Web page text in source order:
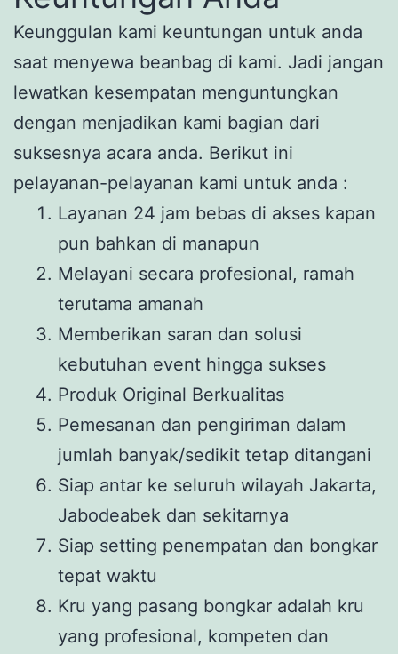
Keunggulan kami keuntungan untuk anda
saat menyewa beanbag di kami. Jadi jangan
lewatkan kesempatan menguntungkan
dengan menjadikan kami bagian dari
suksesnya acara anda. Berikut ini
pelayanan-pelayanan kami untuk anda :
Layanan 24 jam bebas di akses kapan
pun bahkan di manapun
Melayani secara profesional, ramah
terutama amanah
Memberikan saran dan solusi
kebutuhan event hingga sukses
Produk Original Berkualitas
Pemesanan dan pengiriman dalam
jumlah banyak/sedikit tetap ditangani
Siap antar ke seluruh wilayah Jakarta,
Jabodeabek dan sekitarnya
Siap setting penempatan dan bongkar
tepat waktu
Kru yang pasang bongkar adalah kru
yang profesional, kompeten dan